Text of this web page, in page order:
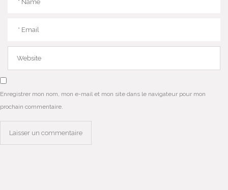
Enregistrer mon nom, mon e-mail et mon site dans le navigateur pour mon
prochain commentaire.